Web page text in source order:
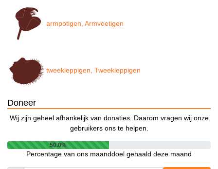
armpotigen, Armvoetigen
tweekleppigen, Tweekleppigen
Doneer
Wij zijn geheel afhankelijk van donaties. Daarom vragen wij onze
gebruikers ons te helpen.
50.0%
Percentage van ons maanddoel gehaald deze maand